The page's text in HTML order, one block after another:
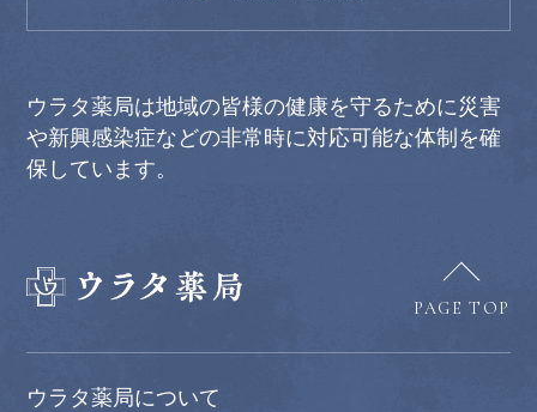
ウラタ薬局は地域の皆様の健康を守るために災害
や新興感染症などの非常時に対応可能な体制を確
保しています。
PAGE TOP
ウラタ薬局について